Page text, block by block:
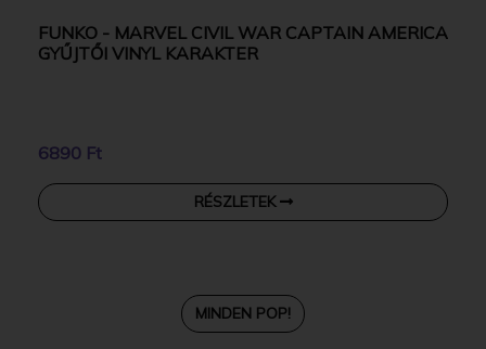
FUNKO - MARVEL CIVIL WAR CAPTAIN AMERICA
GYŰJTŐI VINYL KARAKTER
6890 Ft
RÉSZLETEK
MINDEN POP!